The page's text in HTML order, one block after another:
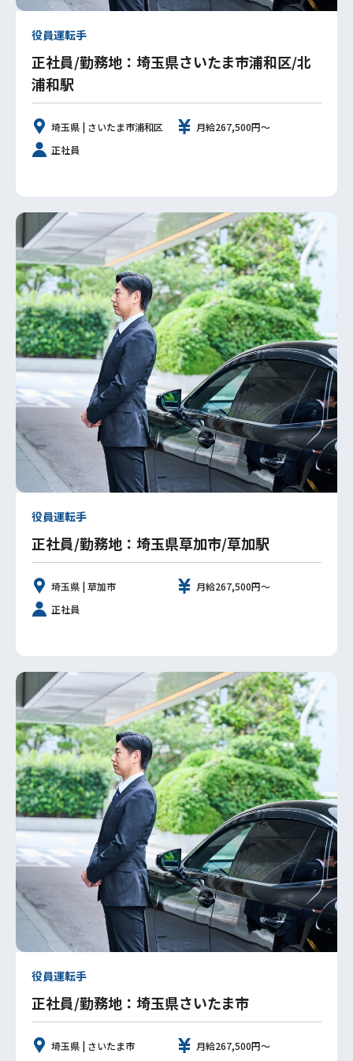
役員運転手
正社員/勤務地：埼玉県さいたま市浦和区/北
浦和駅
埼玉県 | さいたま市浦和区
月給267,500円～
正社員
役員運転手
正社員/勤務地：埼玉県草加市/草加駅
埼玉県 | 草加市
月給267,500円～
正社員
役員運転手
正社員/勤務地：埼玉県さいたま市
埼玉県 | さいたま市 月給267,500円～